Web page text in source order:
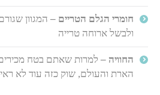
חומרי הגלם הטריים – המגוון
ולבשל ארוחה טרייה
החוויה – למרות שאתם בטח
הארת והעולם, שוק כזה עוד לא